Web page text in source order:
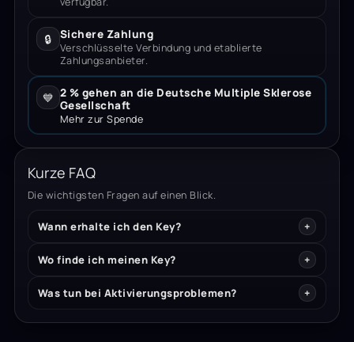
🔒 Sichere Zahlung
Verschlüsselte Verbindung und etablierte
Zahlungsanbieter.
💙 2 % gehen an die Deutsche Multiple Sklerose
Gesellschaft
Mehr zur Spende
Kurze FAQ
Die wichtigsten Fragen auf einen Blick.
Wann erhalte ich den Key?
Wo finde ich meinen Key?
Was tun bei Aktivierungsproblemen?